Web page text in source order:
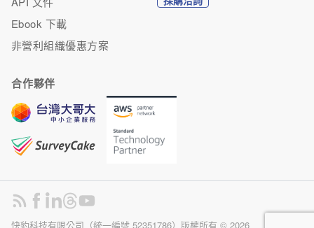
Ebook 下載
非營利組織優惠方案
合作夥伴
快豹科技有限公司（統一編號 52351786）版權所有 © 2026